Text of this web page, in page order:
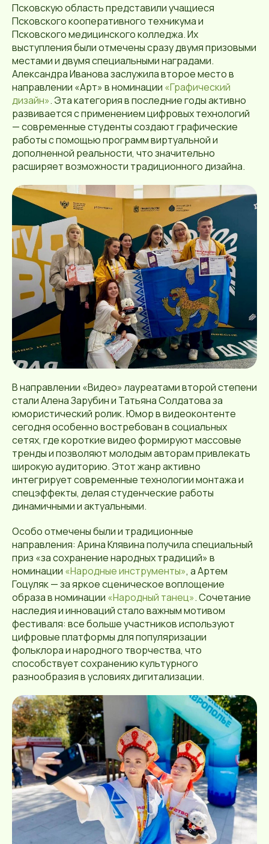
Псковскую область представили учащиеся
Псковского кооперативного техникума и
Псковского медицинского колледжа. Их
выступления были отмечены сразу двумя призовыми
местами и двумя специальными наградами.
Александра Иванова заслужила второе место в
направлении «Арт» в номинации «Графический
дизайн». Эта категория в последние годы активно
развивается с применением цифровых технологий
— современные студенты создают графические
работы с помощью программ виртуальной и
дополненной реальности, что значительно
расширяет возможности традиционного дизайна.
В направлении «Видео» лауреатами второй степени
стали Алена Зарубин и Татьяна Солдатова за
юмористический ролик. Юмор в видеоконтенте
сегодня особенно востребован в социальных
сетях, где короткие видео формируют массовые
тренды и позволяют молодым авторам привлекать
широкую аудиторию. Этот жанр активно
интегрирует современные технологии монтажа и
спецэффекты, делая студенческие работы
динамичными и актуальными.
Особо отмечены были и традиционные
направления: Арина Клявина получила специальный
приз «за сохранение народных традиций» в
номинации «Народные инструменты», а Артем
Гоцуляк — за яркое сценическое воплощение
образа в номинации «Народный танец». Сочетание
наследия и инноваций стало важным мотивом
фестиваля: все больше участников используют
цифровые платформы для популяризации
фольклора и народного творчества, что
способствует сохранению культурного
разнообразия в условиях дигитализации.